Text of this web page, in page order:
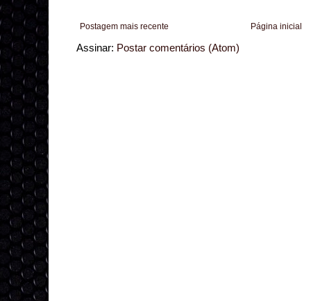
Postagem mais recente Página inicial
Assinar: Postar comentários (Atom)